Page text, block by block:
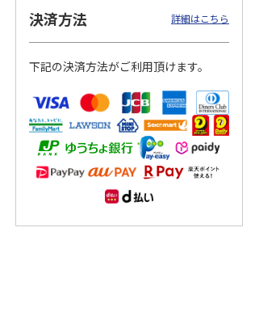
1,485円
(送料別・税込)
4,510円
(送料別・税込)
決済方法 詳細はこちら
下記の決済方法がご利用頂けます。